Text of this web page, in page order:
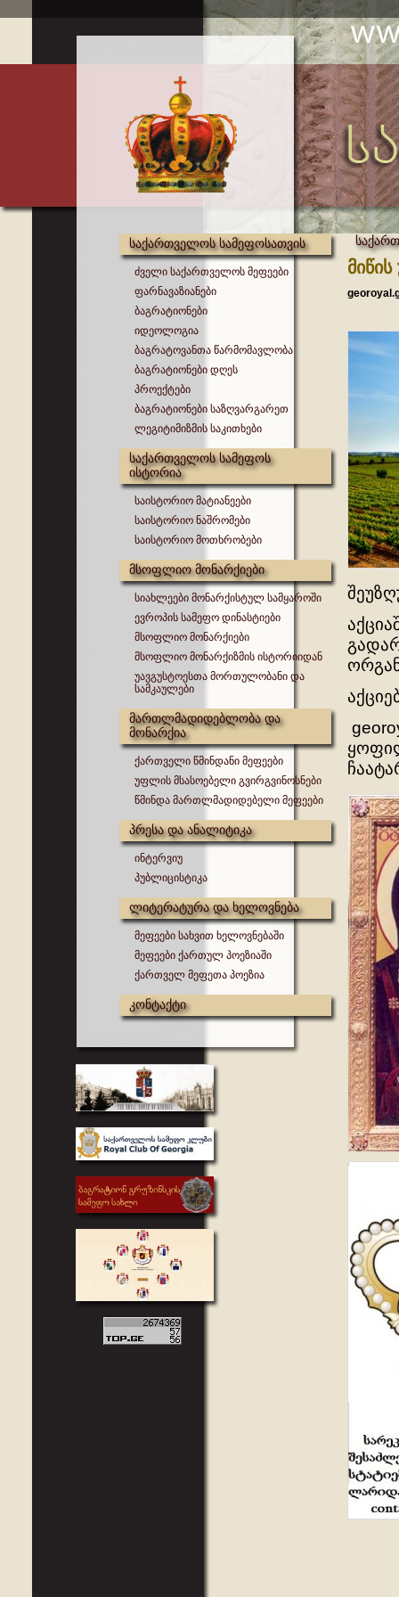
საქართველოს სამეფოსათვის
ძველი საქართველოს მეფეები
ფარნავაზიანები
ბაგრატიონები
იდეოლოგია
ბაგრატოვანთა წარმომავლობა
ბაგრატიონები დღეს
პროექტები
ბაგრატიონები საზღვარგარეთ
ლეგიტიმიზმის საკითხები
საქართველოს სამეფოს
ისტორია
საისტორიო მატიანეები
საისტორიო ნაშრომები
საისტორიო მოთხრობები
მსოფლიო მონარქიები
სიახლეები მონარქისტულ სამყაროში
ევროპის სამეფო დინასტიები
მსოფლიო მონარქიები
მსოფლიო მონარქიზმის ისტორიიდან
უავგუსტოესთა მორთულობანი და
სამკაულები
მართლმადიდებლობა და
მონარქია
ქართველი წმინდანი მეფეები
უფლის მსასოებელი გვირგვინოსნები
წმინდა მართლმადიდებელი მეფეები
პრესა და ანალიტიკა
ინტერვიუ
პუბლიცისტიკა
ლიტერატურა და ხელოვნება
მეფეები სახვით ხელოვნებაში
მეფეები ქართულ პოეზიაში
ქართველ მეფეთა პოეზია
კონტაქტი